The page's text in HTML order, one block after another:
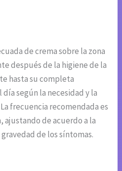
de crema sobre la zona
después de la higiene de la
hasta su completa
día según la necesidad y la
frecuencia recomendada es
ajustando de acuerdo a la
de los síntomas.